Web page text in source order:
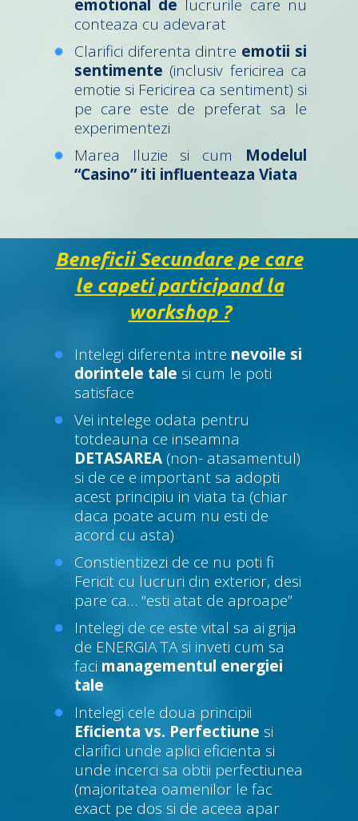
emotional de lucrurile care nu
conteaza cu adevarat
Clarifici diferenta dintre emotii si
sentimente (inclusiv fericirea ca
emotie si Fericirea ca sentiment) si
pe care este de preferat sa le
experimentezi
Marea Iluzie si cum Modelul
“Casino” iti influenteaza Viata
Intelegi diferenta intre nevoile si
dorintele tale si cum le poti
satisface
Vei intelege odata pentru
totdeauna ce inseamna
DETASAREA (non- atasamentul)
si de ce e important sa adopti
acest principiu in viata ta (chiar
daca poate acum nu esti de
acord cu asta)
Constientizezi de ce nu poti fi
Fericit cu lucruri din exterior, desi
pare ca… “esti atat de aproape”
Intelegi de ce este vital sa ai grija
de ENERGIA TA si inveti cum sa
faci managementul energiei
tale
Intelegi cele doua principii
Eficienta vs. Perfectiune si
clarifici unde aplici eficienta si
unde incerci sa obtii perfectiunea
(majoritatea oamenilor le fac
exact pe dos si de aceea apar
Beneficii Secundare pe care
le capeti participand la
workshop ?